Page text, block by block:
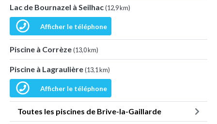
Lac de Bournazel à Seilhac(12,9 km)
Afficher le téléphone
Piscine à Corrèze(13,0 km)
Piscine à Lagraulière(13,1 km)
Afficher le téléphone
Toutes les piscines de Brive-la-Gaillarde